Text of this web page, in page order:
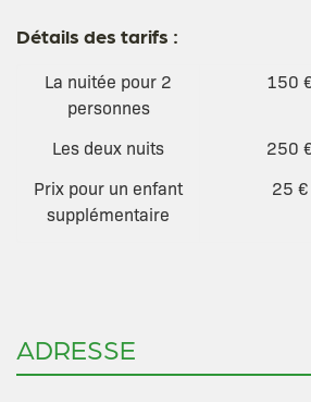
Détails des tarifs :
La nuitée pour 2
personnes
150
Les deux nuits
250
Prix pour un enfant
supplémentaire
25 €
ADRESSE